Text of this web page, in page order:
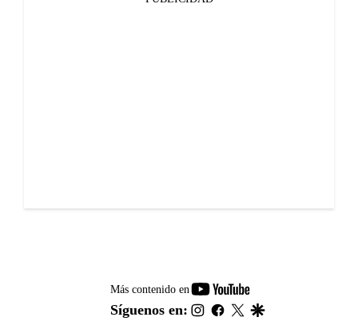
Más contenido en
youtube-
footer
Síguenos en: instagram
facebook
twitter